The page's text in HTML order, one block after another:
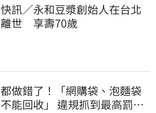
快訊／永和豆漿創始人在台北
離世 享壽70歲
都做錯了！「網購袋、泡麵袋
不能回收」 違規抓到最高罰